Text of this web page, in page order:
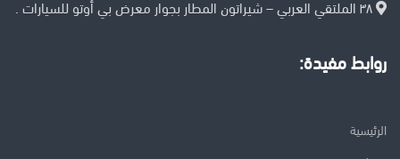
روابط مفيدة:
الرئيسية